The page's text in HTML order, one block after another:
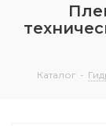
Каталог -